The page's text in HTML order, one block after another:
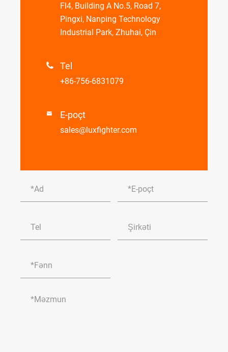
Fl4, Building A No.5, Road 7,
Pingxi, Nanping Technology
Industrial Park, Zhuhai, Çin
 Tel
+86-756-6831079
 E-poçt
sales@luxfighter.com